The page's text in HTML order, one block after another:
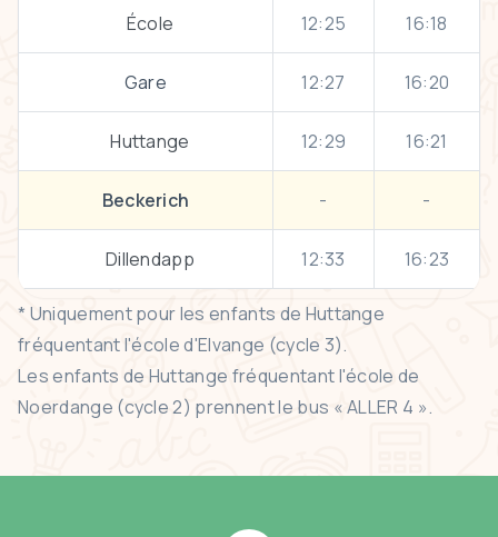
École 12:25 16:18
Gare 12:27 16:20
Huttange 12:29 16:21
Beckerich - -
Dillendapp 12:33 16:23
* Uniquement pour les enfants de Huttange
fréquentant l'école d'Elvange (cycle 3).
Les enfants de Huttange fréquentant l'école de
Noerdange (cycle 2) prennent le bus « ALLER 4 ».